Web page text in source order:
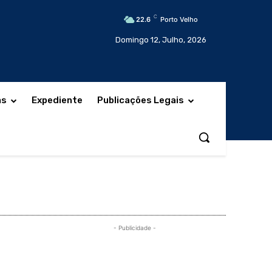
22.6 C Porto Velho
Domingo 12, Julho, 2026
Expediente Publicações Legais
- Publicidade -